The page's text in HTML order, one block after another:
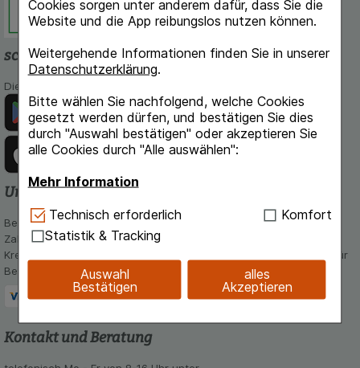
Cookies sorgen unter anderem dafür, dass Sie die
Website und die App reibungslos nutzen können.
Weitergehende Informationen finden Sie in unserer
Datenschutzerklärung.
Bitte wählen Sie nachfolgend, welche Cookies
gesetzt werden dürfen, und bestätigen Sie dies
durch "Auswahl bestätigen" oder akzeptieren Sie
alle Cookies durch "Alle auswählen":
Mehr Information
Technisch Notwendig:Hierbei handelt es sich um
Cookies, die für die Grundfunktionen unserer
Website notwendig sind (z.B. Navigation,
Warenkorb, Kundenkonto), weshalb auf diese nicht
verzichtet werden kann.
Einkaufserlebnis noch ansprechender zu gestalten,
beispielsweise für die Wiedererkennung des
Technisch erforderlich
Komfort
Statistik & Tracking
Auswahl
Bestätigen
alles
Akzeptieren
schlossapo.de-App
Die App von schlossapo.de jetzt mit E-Rezept-Scanner
Unsere Zahlungsarten
Bequem und sicher - Wählen Sie aus unseren verschiedenen
Zahlungsmöglichkeiten:
Kreditkarte, PayPal,Vorkasse, iDeal, Bancontact und Rechnung (für
Bestandskunden)
Kontakt und Beratung